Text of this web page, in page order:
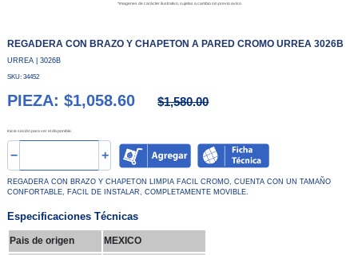
*Imagenes de carácter ilustrativo, sujetas a cambio sin previo aviso
REGADERA CON BRAZO Y CHAPETON A PARED CROMO URREA 3026B
URREA | 3026B
SKU: 34452
PIEZA: $1,058.60 $1,580.00
Inicie sesión para ver el disponible.
− +
REGADERA CON BRAZO Y CHAPETON LIMPIA FACIL CROMO, CUENTA CON UN TAMAÑO
CONFORTABLE, FACIL DE INSTALAR, COMPLETAMENTE MOVIBLE.
Especificaciones Técnicas
Pais de origen MEXICO